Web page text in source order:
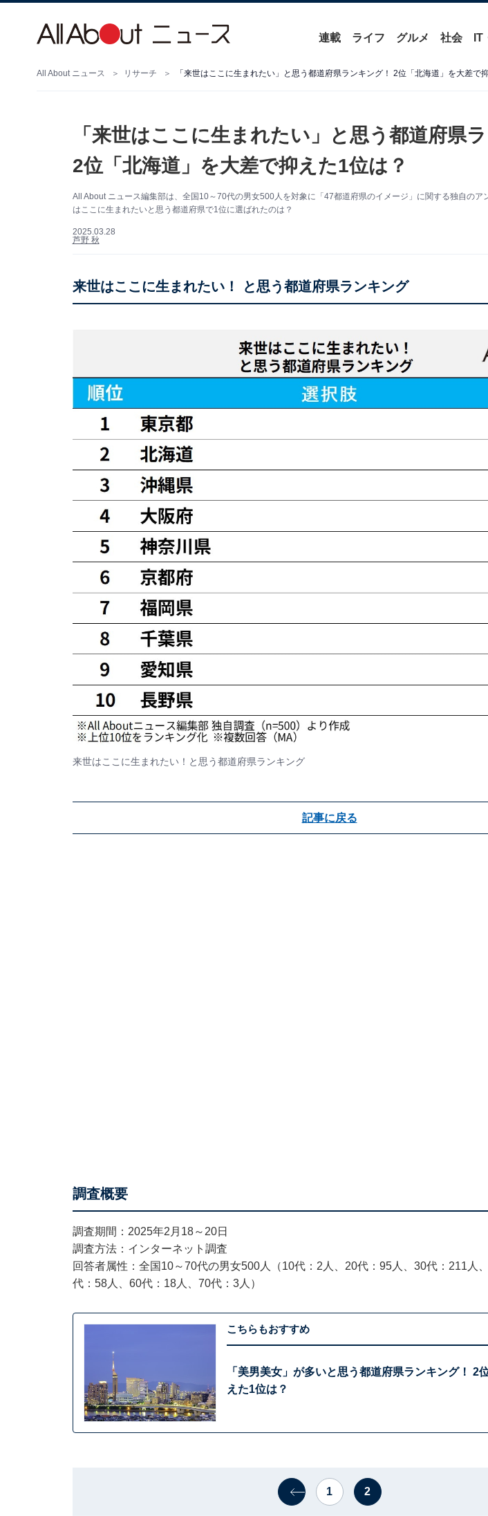
連載 ライフ グルメ 社会 IT
All About ニュース リサーチ 「来世はここに生まれたい」と思う都道府県ランキング！ 2位「北海道」を大差で
「来世はここに生まれたい」と思う都道府県
2位「北海道」を大差で抑えた1位は？
All About ニュース編集部は、全国10～70代の男女500人を対象に「47都道府県のイメージ」に関する独自のア
はここに生まれたいと思う都道府県で1位に選ばれたのは？
2025.03.28
芦野 秋
来世はここに生まれたい！ と思う都道府県ランキング
来世はここに生まれたい！と思う都道府県ランキング
記事に戻る
調査概要
調査期間：2025年2月18～20日
調査方法：インターネット調査
回答者属性：全国10～70代の男女500人（10代：2人、20代：95人、30代：211人
代：58人、60代：18人、70代：3人）
こちらもおすすめ
「美男美女」が多いと思う都道府県ランキング！ 2
えた1位は？
1 2